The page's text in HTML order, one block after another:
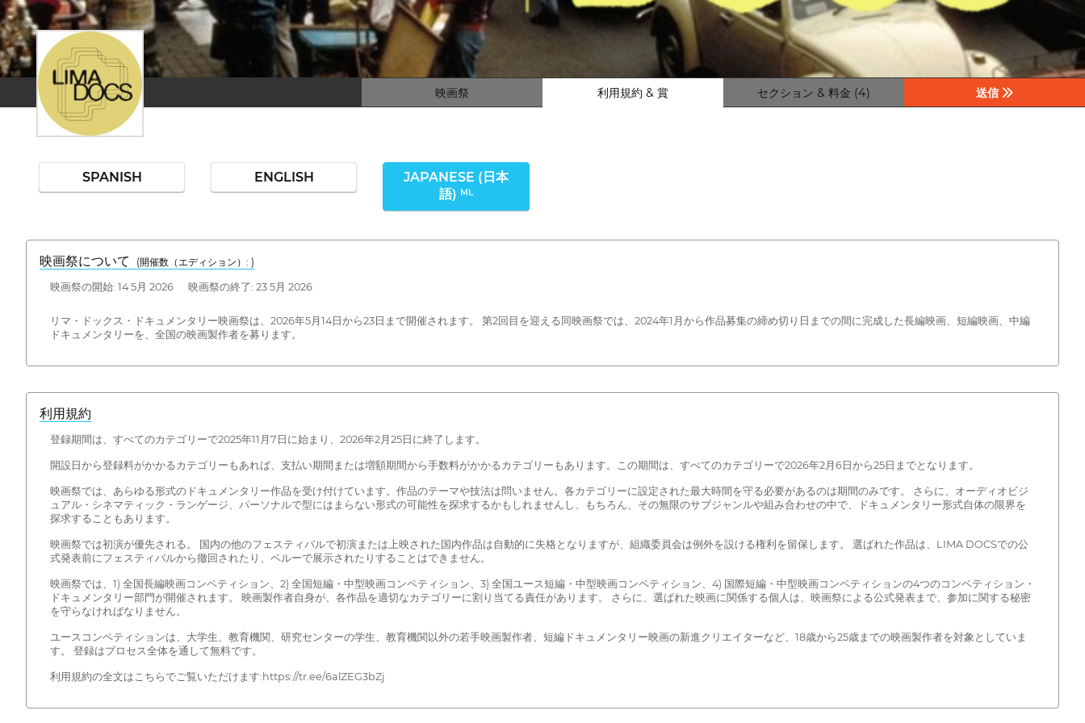
映画祭 利用規約 & 賞 セクション & 料金 (4) 送信
SPANISH ENGLISH
JAPANESE (日本
語) ML
映画祭について (開催数（エディション）: )
映画祭の開始: 14 5月 2026 映画祭の終了: 23 5月 2026
リマ・ドックス・ドキュメンタリー映画祭は、2026年5月14日から23日まで開催されます。 第2回目を迎える同映画祭では、2024年1月から作品募集の締め切り日までの間に完成した長編映画、短編映画、中編
ドキュメンタリーを、全国の映画製作者を募ります。
利用規約
登録期間は、すべてのカテゴリーで2025年11月7日に始まり、2026年2月25日に終了します。
開設日から登録料がかかるカテゴリーもあれば、支払い期間または増額期間から手数料がかかるカテゴリーもあります。この期間は、すべてのカテゴリーで2026年2月6日から25日までとなります。
映画祭では、あらゆる形式のドキュメンタリー作品を受け付けています。作品のテーマや技法は問いません。各カテゴリーに設定された最大時間を守る必要があるのは期間のみです。 さらに、オーディオビジ
ュアル・シネマティック・ランゲージ、パーソナルで型にはまらない形式の可能性を探求するかもしれませんし、もちろん、その無限のサブジャンルや組み合わせの中で、ドキュメンタリー形式自体の限界を
探求することもあります。
映画祭では初演が優先される。 国内の他のフェスティバルで初演または上映された国内作品は自動的に失格となりますが、組織委員会は例外を設ける権利を留保します。 選ばれた作品は、LIMA DOCSでの公
式発表前にフェスティバルから撤回されたり、ペルーで展示されたりすることはできません。
映画祭では、1) 全国長編映画コンペティション、2) 全国短編・中型映画コンペティション、3) 全国ユース短編・中型映画コンペティション、4) 国際短編・中型映画コンペティションの4つのコンペティション・
ドキュメンタリー部門が開催されます。 映画製作者自身が、各作品を適切なカテゴリーに割り当てる責任があります。 さらに、選ばれた映画に関係する個人は、映画祭による公式発表まで、参加に関する秘密
を守らなければなりません。
ユースコンペティションは、大学生、教育機関、研究センターの学生、教育機関以外の若手映画製作者、短編ドキュメンタリー映画の新進クリエイターなど、18歳から25歳までの映画製作者を対象としていま
す。 登録はプロセス全体を通して無料です。
利用規約の全文はこちらでご覧いただけます:https://tr.ee/6alZEG3bZj